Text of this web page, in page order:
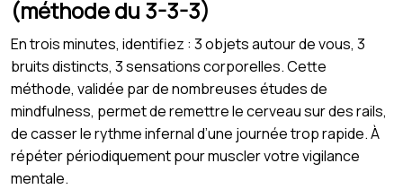
(méthode du 3-3-3)
En trois minutes, identifiez : 3 objets autour de vous, 3
bruits distincts, 3 sensations corporelles. Cette
méthode, validée par de nombreuses études de
mindfulness, permet de remettre le cerveau sur des rails,
de casser le rythme infernal d’une journée trop rapide. À
répéter périodiquement pour muscler votre vigilance
mentale.